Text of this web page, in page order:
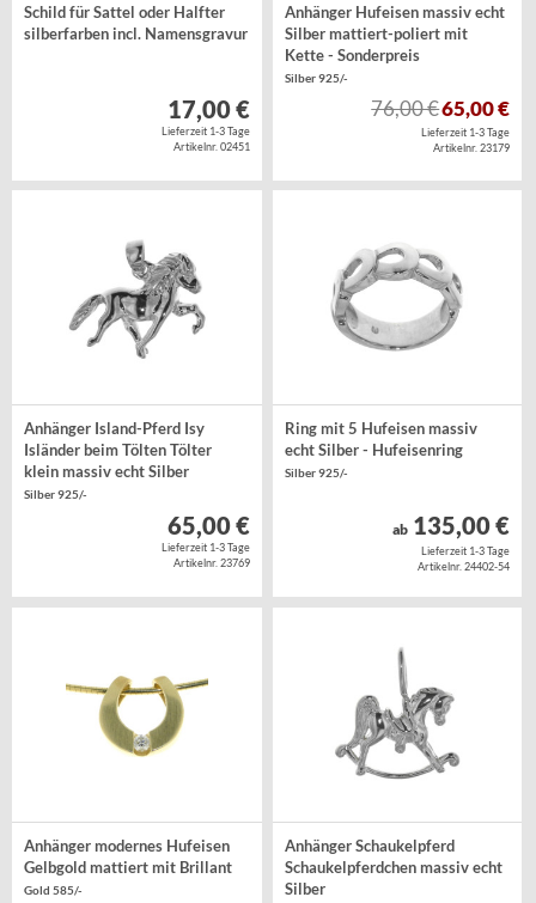
Schild für Sattel oder Halfter
silberfarben incl. Namensgravur
17,00 €
Lieferzeit 1-3 Tage
Artikelnr. 02451
Anhänger Hufeisen massiv echt
Silber mattiert-poliert mit
Kette - Sonderpreis
Silber 925/-
76,00 €65,00 €
Lieferzeit 1-3 Tage
Artikelnr. 23179
Anhänger Island-Pferd Isy
Isländer beim Tölten Tölter
klein massiv echt Silber
Silber 925/-
65,00 €
Lieferzeit 1-3 Tage
Artikelnr. 23769
Ring mit 5 Hufeisen massiv
echt Silber - Hufeisenring
Silber 925/-
ab 135,00 €
Lieferzeit 1-3 Tage
Artikelnr. 24402-54
Anhänger modernes Hufeisen
Gelbgold mattiert mit Brillant
Gold 585/-
Anhänger Schaukelpferd
Schaukelpferdchen massiv echt
Silber